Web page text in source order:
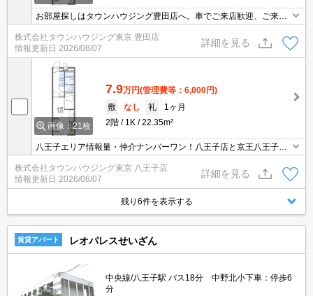
お部屋探しはタウンハウジング豊田店へ。車でご来店歓迎、ご来店
用お客様駐車場あり！
株式会社タウンハウジング東京 豊田店
情報更新日 2026/08/07
詳細を見る
画像：21枚
7.9万円(管理費等：6,000円)
敷
なし 礼
1ヶ月
2階
1K 22.35m²
八王子エリア情報量・仲介ナンバーワン！八王子店と京王八王子店
２店舗どちらでもご対応可能！
株式会社タウンハウジング東京 八王子店
情報更新日 2026/08/07
詳細を見る
残り6件を表示する
賃貸アパート レオパレスせいざん
中央線/八王子駅 バス18分 中野北小下車：停歩6
分